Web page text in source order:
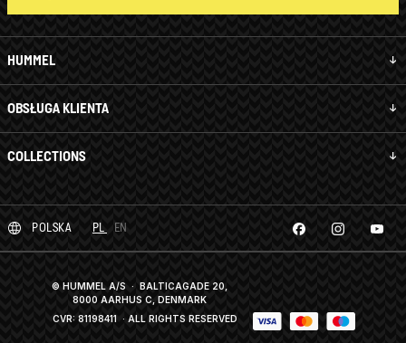
HUMMEL
OBSŁUGA KLIENTA
COLLECTIONS
POLSKA PL EN
© HUMMEL A/S · BALTICAGADE 20,
8000 AARHUS C, DENMARK
CVR: 81198411 · ALL RIGHTS RESERVED